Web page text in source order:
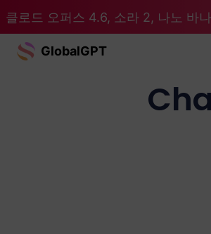
클로드 오퍼스 4.6, 소라 2, 나노 바
GlobalGPT